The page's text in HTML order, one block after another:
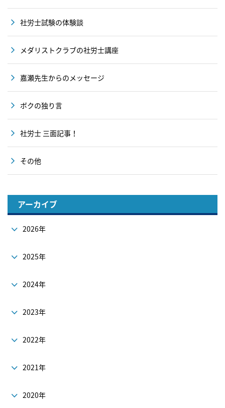
社労士試験の体験談
メダリストクラブの社労士講座
嘉瀬先生からのメッセージ
ボクの独り言
社労士 三面記事！
その他
アーカイブ
2026年
2025年
2024年
2023年
2022年
2021年
2020年